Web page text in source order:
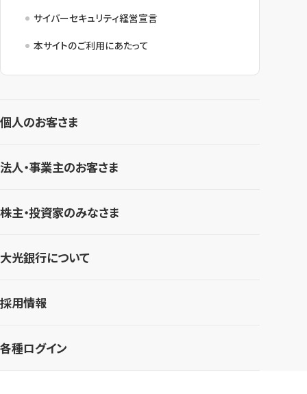
サイバーセキュリティ経営宣言
本サイトのご利用にあたって
個人のお客さま
法人・事業主のお客さま
株主・投資家のみなさま
大光銀行について
採用情報
各種ログイン